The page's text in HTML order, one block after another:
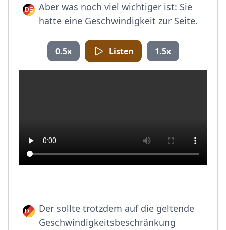
Aber was noch viel wichtiger ist: Sie
hatte eine Geschwindigkeit zur Seite.
0.5x Listen 1.5x
Der sollte trotzdem auf die geltende
Geschwindigkeitsbeschränkung